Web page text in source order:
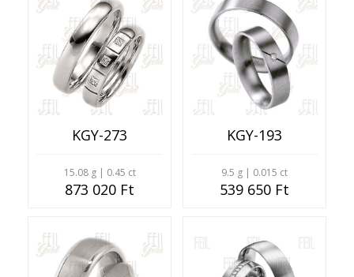
KGY-273
15.08 g | 0.45 ct
873 020 Ft
KGY-193
9.5 g | 0.015 ct
539 650 Ft